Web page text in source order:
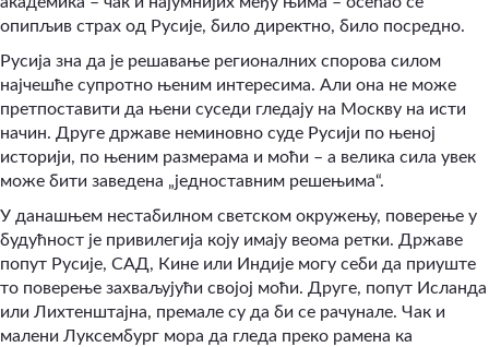
опипљив страх од Русије, било директно, било посредно.
Русија зна да је решавање регионалних спорова силом
најчешће супротно њеним интересима. Али она не може
претпоставити да њени суседи гледају на Москву на исти
начин. Друге државе неминовно суде Русији по њеној
историји, по њеним размерама и моћи – а велика сила увек
може бити заведена „једноставним решењима“.
У данашњем нестабилном светском окружењу, поверење у
будућност је привилегија коју имају веома ретки. Државе
попут Русије, САД, Кине или Индије могу себи да приуште
то поверење захваљујући својој моћи. Друге, попут Исланда
или Лихтенштајна, премале су да би се рачунале. Чак и
малени Луксембург мора да гледа преко рамена ка